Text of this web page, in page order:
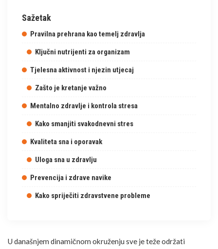
Sažetak
Pravilna prehrana kao temelj zdravlja
Ključni nutrijenti za organizam
Tjelesna aktivnost i njezin utjecaj
Zašto je kretanje važno
Mentalno zdravlje i kontrola stresa
Kako smanjiti svakodnevni stres
Kvaliteta sna i oporavak
Uloga sna u zdravlju
Prevencija i zdrave navike
Kako spriječiti zdravstvene probleme
U današnjem dinamičnom okruženju sve je teže održati